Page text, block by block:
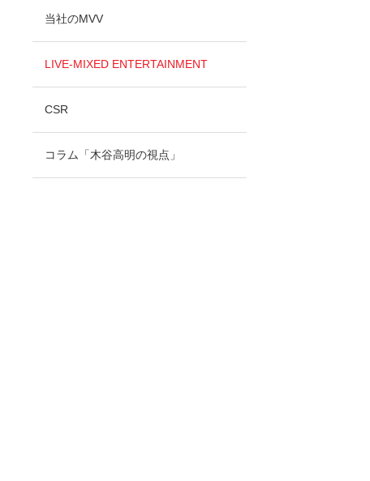
当社のMVV
LIVE-MIXED ENTERTAINMENT
CSR
コラム「木谷高明の視点」